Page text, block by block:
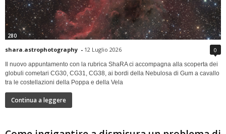
280
shara.astrophotography - 12 Luglio 2026 0
Il nuovo appuntamento con la rubrica ShaRA ci accompagna alla scoperta dei
globuli cometari CG30, CG31, CG38, ai bordi della Nebulosa di Gum a cavallo
tra le costellazioni della Poppa e della Vela
Continua a leggere